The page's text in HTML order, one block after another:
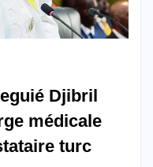
Djibril
médicale
turc